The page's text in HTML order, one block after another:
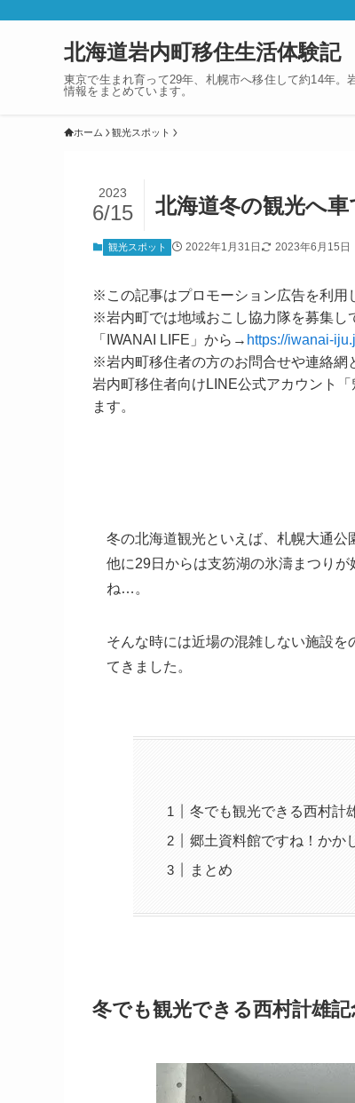
北海道岩内町移住生活体験記
東京で生まれ育って29年、札幌市へ移住して約14年
情報をまとめています。
ホーム 観光スポット
北海道冬の観光へ
2023
6/15
観光スポット 2022年1月31日 2023年6月15日
※この記事はプロモーション広告を利用
※岩内町では地域おこし協力隊を募集し
「IWANAI LIFE」から→ https://iwanai-
※岩内町移住者の方のお問合せや連絡網
岩内町移住者向けLINE公式アカウント
ます。
冬の北海道観光といえば、札幌大通
他に29日からは支笏湖の氷濤まつり
ね…。
そんな時には近場の混雑しない施設
てきました。
冬でも観光できる西村計
郷土資料館ですね！かか
まとめ
冬でも観光できる西村計雄